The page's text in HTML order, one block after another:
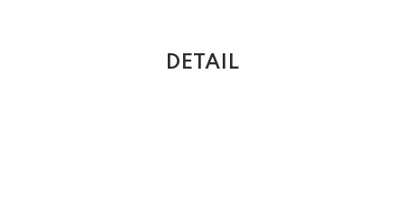
DETAIL